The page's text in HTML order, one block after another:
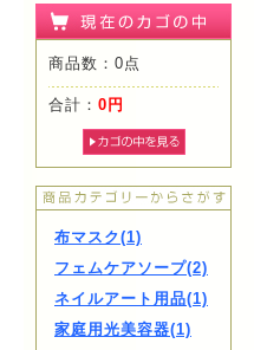
商品数：0点
合計： 0円
布マスク(1)
フェムケアソープ(2)
ネイルアート用品(1)
家庭用光美容器(1)